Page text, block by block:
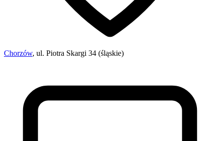
Chorzów, ul. Piotra Skargi 34 (śląskie)